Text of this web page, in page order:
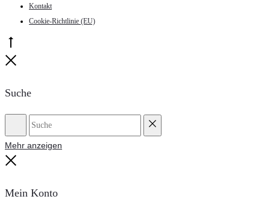
Kontakt
Cookie-Richtlinie (EU)
Suche
Suche
Mehr anzeigen
Mein Konto